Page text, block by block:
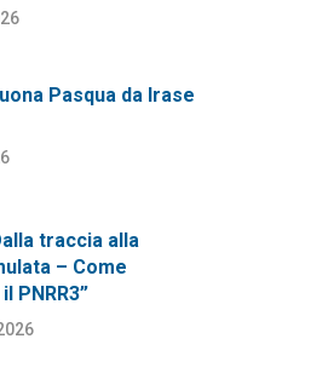
Pasqua da Irase
traccia alla
– Come
PNRR3”